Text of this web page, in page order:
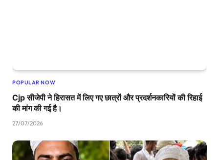
POPULAR NOW
Cjp सीजेपी ने हिरासत में लिए गए छात्रों और प्रदर्शनकारियों की रिहाई
की मांग की गई है।
27/07/2026